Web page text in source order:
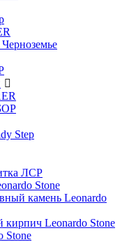
Step
ЛСР
Stone
камень Leonardo
кирпич Leonardo Stone
Stone